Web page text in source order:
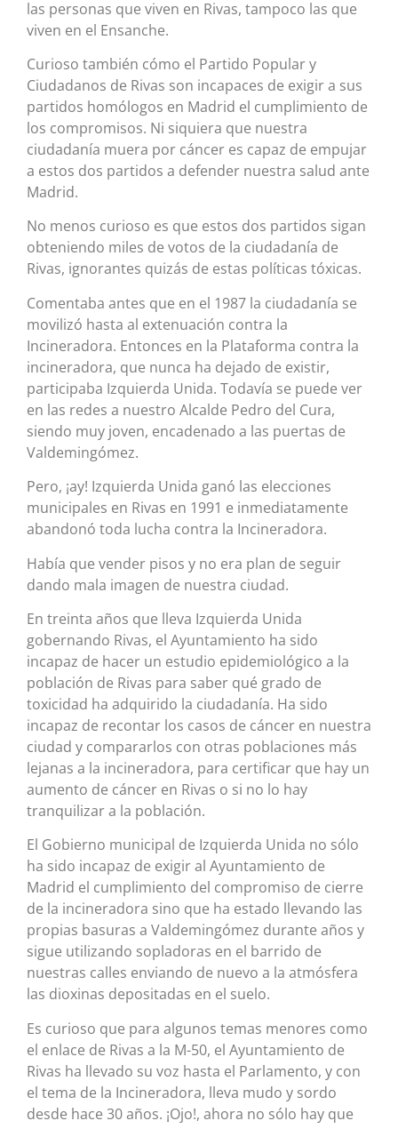
las personas que viven en Rivas, tampoco las que
viven en el Ensanche.
Curioso también cómo el Partido Popular y
Ciudadanos de Rivas son incapaces de exigir a sus
partidos homólogos en Madrid el cumplimiento de
los compromisos. Ni siquiera que nuestra
ciudadanía muera por cáncer es capaz de empujar
a estos dos partidos a defender nuestra salud ante
Madrid.
No menos curioso es que estos dos partidos sigan
obteniendo miles de votos de la ciudadanía de
Rivas, ignorantes quizás de estas políticas tóxicas.
Comentaba antes que en el 1987 la ciudadanía se
movilizó hasta al extenuación contra la
Incineradora. Entonces en la Plataforma contra la
incineradora, que nunca ha dejado de existir,
participaba Izquierda Unida. Todavía se puede ver
en las redes a nuestro Alcalde Pedro del Cura,
siendo muy joven, encadenado a las puertas de
Valdemingómez.
Pero, ¡ay! Izquierda Unida ganó las elecciones
municipales en Rivas en 1991 e inmediatamente
abandonó toda lucha contra la Incineradora.
Había que vender pisos y no era plan de seguir
dando mala imagen de nuestra ciudad.
En treinta años que lleva Izquierda Unida
gobernando Rivas, el Ayuntamiento ha sido
incapaz de hacer un estudio epidemiológico a la
población de Rivas para saber qué grado de
toxicidad ha adquirido la ciudadanía. Ha sido
incapaz de recontar los casos de cáncer en nuestra
ciudad y compararlos con otras poblaciones más
lejanas a la incineradora, para certificar que hay un
aumento de cáncer en Rivas o si no lo hay
tranquilizar a la población.
El Gobierno municipal de Izquierda Unida no sólo
ha sido incapaz de exigir al Ayuntamiento de
Madrid el cumplimiento del compromiso de cierre
de la incineradora sino que ha estado llevando las
propias basuras a Valdemingómez durante años y
sigue utilizando sopladoras en el barrido de
nuestras calles enviando de nuevo a la atmósfera
las dioxinas depositadas en el suelo.
Es curioso que para algunos temas menores como
el enlace de Rivas a la M-50, el Ayuntamiento de
Rivas ha llevado su voz hasta el Parlamento, y con
el tema de la Incineradora, lleva mudo y sordo
desde hace 30 años. ¡Ojo!, ahora no sólo hay que